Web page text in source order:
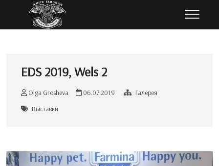
содержимому
EDS 2019, Wels 2
Olga Grosheva 06.07.2019
Галерея
Выставки